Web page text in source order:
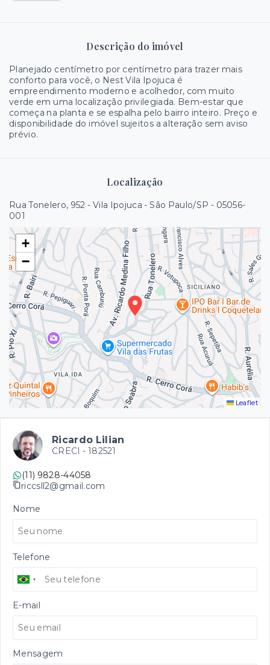
Descrição do imóvel
Planejado centímetro por centímetro para trazer mais
conforto para você, o Nest Vila Ipojuca é
empreendimento moderno e acolhedor, com muito
verde em uma localização privilegiada. Bem-estar que
começa na planta e se espalha pelo bairro inteiro. Preço e
disponibilidade do imóvel sujeitos a alteração sem aviso
prévio.
Localização
Rua Tonelero, 952 - Vila Ipojuca - São Paulo/SP - 05056-
001
+
−
Leaflet
Ricardo Lilian
CRECI - 182521
(11) 9828-44058
riccsll2@gmail.com
Nome
Telefone
E-mail
Mensagem